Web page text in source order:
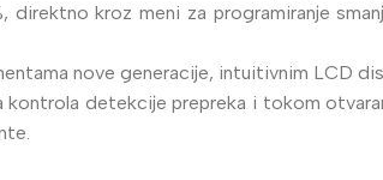
direktno kroz meni za programiranje
nove generacije, intuitivnim LCD
detekcije prepreka i tokom